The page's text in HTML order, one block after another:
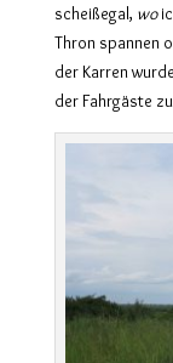
scheißegal, wo
Thron spannen
der Karren
der Fahrgäste